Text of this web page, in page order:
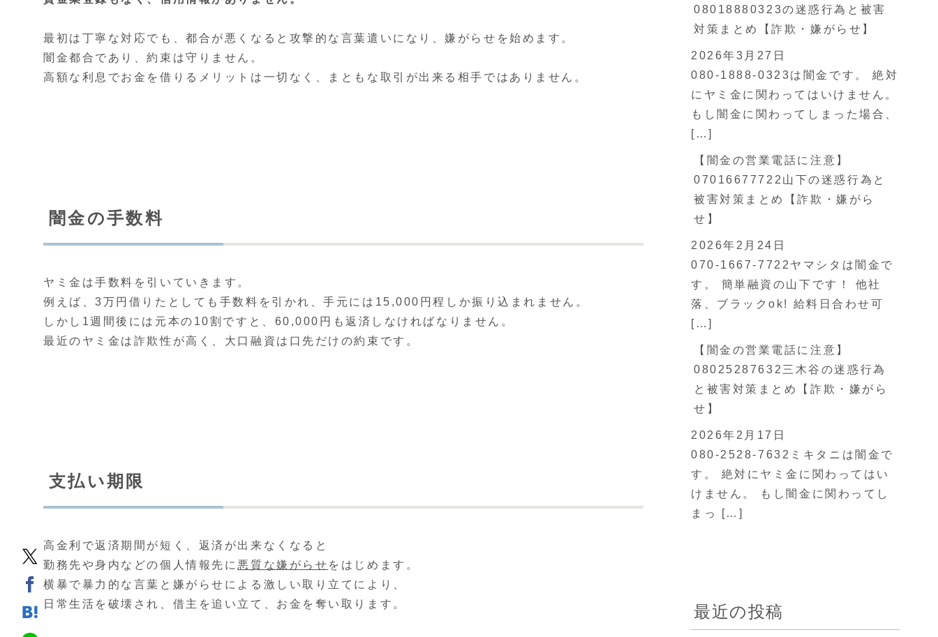
最初は丁寧な対応でも、都合が悪くなると攻撃的な言葉遣いになり、嫌がらせを始めます。
闇金都合であり、約束は守りません。
高額な利息でお金を借りるメリットは一切なく、まともな取引が出来る相手ではありません。
闇金の手数料
ヤミ金は手数料を引いていきます。
例えば、3万円借りたとしても手数料を引かれ、手元には15,000円程しか振り込まれません。
しかし1週間後には元本の10割ですと、60,000円も返済しなければなりません。
最近のヤミ金は詐欺性が高く、大口融資は口先だけの約束です。
支払い期限
高金利で返済期間が短く、返済が出来なくなると
勤務先や身内などの個人情報先に 悪質な嫌がらせ をはじめます。
横暴で暴力的な言葉と嫌がらせによる激しい取り立てにより、
日常生活を破壊され、借主を追い立て、お金を奪い取ります。
08018880323の迷惑行為と被害
対策まとめ【詐欺・嫌がらせ】
2026年3月27日
080-1888-0323は闇金です。 絶対
にヤミ金に関わってはいけません。
もし闇金に関わってしまった場合、
[…]
【闇金の営業電話に注意】
07016677722山下の迷惑行為と
被害対策まとめ【詐欺・嫌がら
せ】
2026年2月24日
070-1667-7722ヤマシタは闇金で
す。 簡単融資の山下です！ 他社
落、ブラックok! 給料日合わせ可
[…]
【闇金の営業電話に注意】
08025287632三木谷の迷惑行為
と被害対策まとめ【詐欺・嫌がら
せ】
2026年2月17日
080-2528-7632ミキタニは闇金で
す。 絶対にヤミ金に関わってはい
けません。 もし闇金に関わってし
まっ […]
最近の投稿